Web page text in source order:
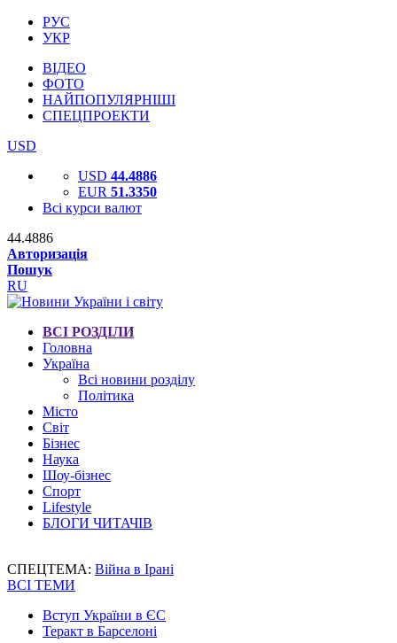
РУС
УКР
ВІДЕО
ФОТО
НАЙПОПУЛЯРНІШІ
СПЕЦПРОЕКТИ
USD
USD 44.4886
EUR 51.3350
Всі курси валют
44.4886
Авторизація
Пошук
RU
ВСІ РОЗДІЛИ
Головна
Україна
Всі новини розділу
Політика
Місто
Світ
Бізнес
Наука
Шоу-бізнес
Спорт
Lifestyle
БЛОГИ ЧИТАЧІВ
СПЕЦТЕМА: Війна в Ірані
ВСІ ТЕМИ
Вступ України в ЄС
Теракт в Барселоні